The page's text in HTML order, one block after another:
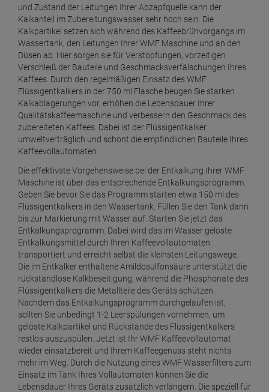
und Zustand der Leitungen Ihrer Abzapfquelle kann der
Kalkanteil im Zubereitungswasser sehr hoch sein. Die
Kalkpartikel setzen sich während des Kaffeebrühvorgangs im
Wassertank, den Leitungen Ihrer WMF Maschine und an den
Düsen ab. Hier sorgen sie für Verstopfungen, vorzeitigen
Verschleiß der Bauteile und Geschmacksverfälschungen Ihres
Kaffees. Durch den regelmäßigen Einsatz des WMF
Flüssigentkalkers in der 750 ml Flasche beugen Sie starken
Kalkablagerungen vor, erhöhen die Lebensdauer Ihrer
Qualitätskaffeemaschine und verbessern den Geschmack des
zubereiteten Kaffees. Dabei ist der Flüssigentkalker
umweltverträglich und schont die empfindlichen Bauteile Ihres
Kaffeevollautomaten.
Die effektivste Vorgehensweise bei der Entkalkung Ihrer WMF
Maschine ist über das entsprechende Entkalkungsprogramm.
Geben Sie bevor Sie das Programm starten etwa 150 ml des
Flüssigentkalkers in den Wassertank. Füllen Sie den Tank dann
bis zur Markierung mit Wasser auf. Starten Sie jetzt das
Entkalkungsprogramm. Dabei wird das im Wasser gelöste
Entkalkungsmittel durch Ihren Kaffeevollautomaten
transportiert und erreicht selbst die kleinsten Leitungswege.
Die im Entkalker enthaltene Amildosulfonsäure unterstützt die
rückstandlose Kalkbeseitigung, während die Phosphonate des
Flüssigentkalkers die Metallteile des Geräts schützen.
Nachdem das Entkalkungsprogramm durchgelaufen ist,
sollten Sie unbedingt 1-2 Leerspülungen vornehmen, um
gelöste Kalkpartikel und Rückstände des Flüssigentkalkers
restlos auszuspülen. Jetzt ist Ihr WMF Kaffeevollautomat
wieder einsatzbereit und Ihrem Kaffeegenuss steht nichts
mehr im Weg. Durch die Nutzung eines WMF Wasserfilters zum
Einsatz im Tank Ihres Vollautomaten können Sie die
Lebensdauer Ihres Geräts zusätzlich verlängern. Die speziell für